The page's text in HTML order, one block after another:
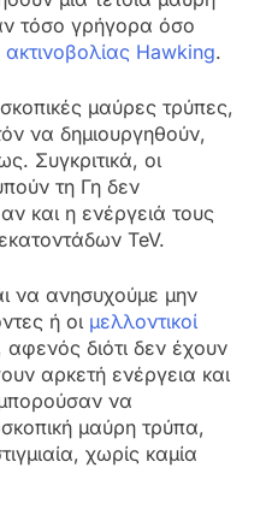
τόσο γρήγορα όσο
ακτινοβολίας Hawking.
μαύρες τρύπες,
να δημιουργηθούν,
Συγκριτικά, οι
τη Γη δεν
και η ενέργειά τους
TeV.
να ανησυχούμε μην
ή οι μελλοντικοί
αφενός διότι δεν έχουν
αρκετή ενέργεια και
να
μαύρη τρύπα,
χωρίς καμία